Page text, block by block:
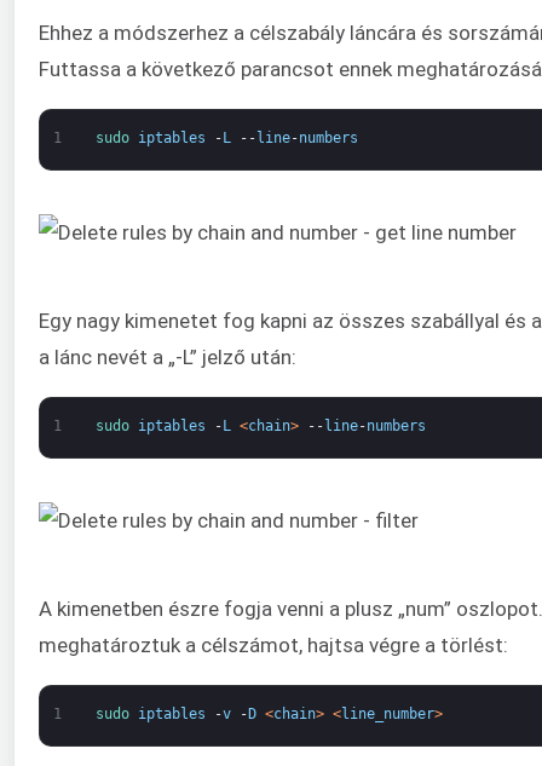
Ehhez a módszerhez a célszabály láncára és
Futtassa a következő parancsot ennek
1 sudo iptables - L -- line-numbers
Egy nagy kimenetet fog kapni az összes szabállyal
a lánc nevét a „-L” jelző után:
1 sudo iptables - L <chain> -- line-numbers
A kimenetben észre fogja venni a plusz „num”
meghatároztuk a célszámot, hajtsa végre a törlést:
1 sudo iptables -v - D <chain> <line_number>